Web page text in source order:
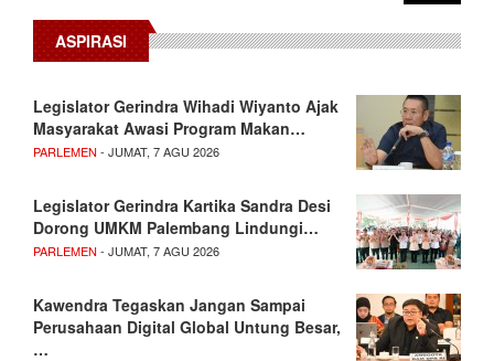
ASPIRASI
Legislator Gerindra Wihadi Wiyanto Ajak
Masyarakat Awasi Program Makan…
PARLEMEN - JUMAT, 7 AGU 2026
Legislator Gerindra Kartika Sandra Desi
Dorong UMKM Palembang Lindungi…
PARLEMEN - JUMAT, 7 AGU 2026
Kawendra Tegaskan Jangan Sampai
Perusahaan Digital Global Untung Besar,
…